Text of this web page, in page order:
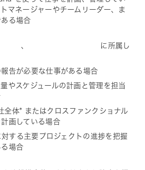
マネージャーやチームリーダー、ま
る場合
、
に所属し
告が必要な仕事がある場合
やスケジュールの計画と管理を担当
全体* またはクロスファンクショナル
画している場合
する主要プロジェクトの進捗を把握
場合